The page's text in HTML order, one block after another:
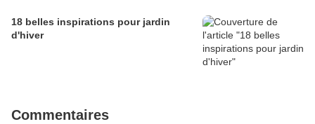
18 belles inspirations pour jardin
d'hiver
Commentaires